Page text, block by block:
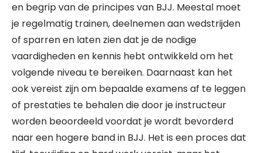
en begrip van de principes van BJJ. Meestal moet
je regelmatig trainen, deelnemen aan wedstrijden
of sparren en laten zien dat je de nodige
vaardigheden en kennis hebt ontwikkeld om het
volgende niveau te bereiken. Daarnaast kan het
ook vereist zijn om bepaalde examens af te leggen
of prestaties te behalen die door je instructeur
worden beoordeeld voordat je wordt bevorderd
naar een hogere band in BJJ. Het is een proces dat